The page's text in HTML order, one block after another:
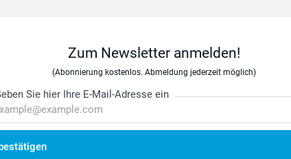
Zum Newsletter anmelden!
(Abonnierung kostenlos. Abmeldung jederzeit möglich)
Sie hier Ihre E-Mail-Adresse ein